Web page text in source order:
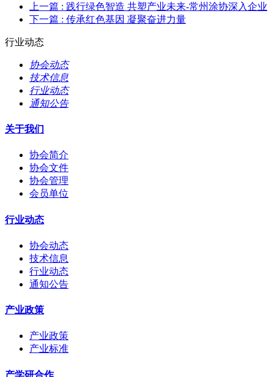
上一篇 : 践行绿色智造 共塑产业未来-常州涂协深入企业
下一篇 : 传承红色基因 凝聚奋进力量
行业动态
协会动态
技术信息
行业动态
通知公告
关于我们
协会简介
协会文件
协会管理
会员单位
行业动态
协会动态
技术信息
行业动态
通知公告
产业政策
产业政策
产业标准
产学研合作